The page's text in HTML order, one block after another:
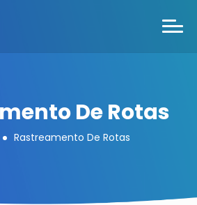
De Rotas
Rastreamento De Rotas